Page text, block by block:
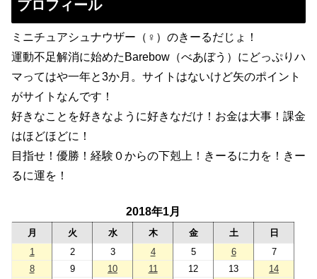
プロフィール
ミニチュアシュナウザー（♀）のきーるだじょ！
運動不足解消に始めたBarebow（べあぼう）にどっぷりハ
マってはや一年と3か月。サイトはないけど矢のポイント
がサイトなんです！
好きなことを好きなように好きなだけ！お金は大事！課金
はほどほどに！
目指せ！優勝！経験０からの下剋上！きーるに力を！きー
るに運を！
2018年1月
月 火 水 木 金 土
日
1
2 3 4 5 6
7
8
9 10 11 12 13
14